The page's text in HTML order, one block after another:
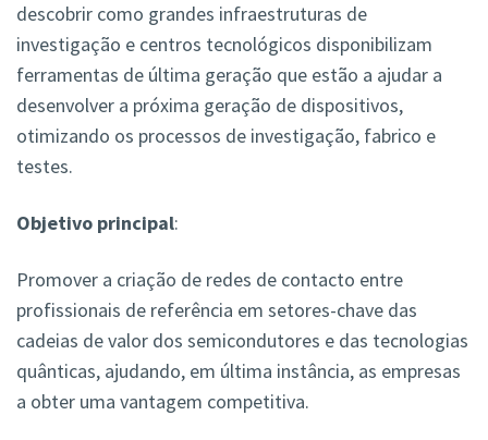
descobrir como grandes infraestruturas de
investigação e centros tecnológicos disponibilizam
ferramentas de última geração que estão a ajudar a
desenvolver a próxima geração de dispositivos,
otimizando os processos de investigação, fabrico e
testes.
Objetivo principal:
Promover a criação de redes de contacto entre
profissionais de referência em setores-chave das
cadeias de valor dos semicondutores e das tecnologias
quânticas, ajudando, em última instância, as empresas
a obter uma vantagem competitiva.